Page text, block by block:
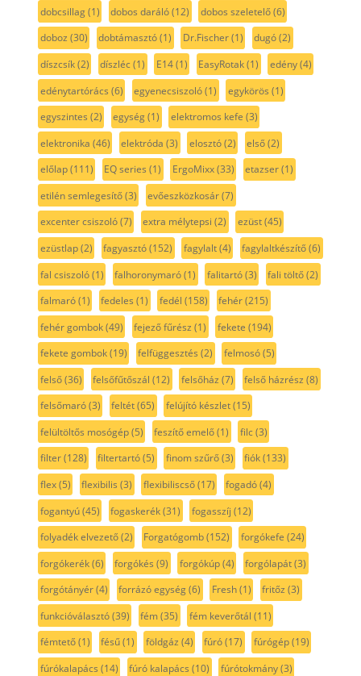
dobcsillag(1) dobos daráló(12) dobos szeletelő(6)
doboz (30) dobtámasztó(1) Dr.Fischer(1) dugó(2)
díszcsík(2) díszléc(1) E14(1) EasyRotak(1) edény(4)
edénytartórács (6) egyenecsiszoló(1) egykörös (1)
egyszintes (2) egység(1) elektromos kefe (3)
elektronika (46) elektróda (3) elosztó(2) első(2)
előlap(111) EQ series (1) ErgoMixx(33) etazser(1)
etilén semlegesítő(3) evőeszközkosár(7)
excenter csiszoló(7) extra mélytepsi (2) ezüst(45)
ezüstlap(2) fagyasztó(152) fagylalt(4) fagylaltkészítő(6)
fal csiszoló(1) falhoronymaró(1) falitartó(3) fali töltő(2)
falmaró(1) fedeles (1) fedél (158) fehér(215)
fehér gombok(49) fejező fűrész (1) fekete (194)
fekete gombok(19) felfüggesztés (2) felmosó(5)
felső(36) felsőfűtőszál (12) felsőház (7) felső házrész (8)
felsőmaró(3) feltét(65) felújító készlet(15)
felültöltős mosógép(5) feszítő emelő(1) filc(3)
filter(128) filtertartó(5) finom szűrő(3) fiók(133)
flex(5) flexibilis (3) flexibiliscső(17) fogadó(4)
fogantyú(45) fogaskerék(31) fogasszíj (12)
folyadék elvezető(2) Forgatógomb(152) forgókefe (24)
forgókerék(6) forgókés (9) forgókúp(4) forgólapát(3)
forgótányér(4) forrázó egység(6) Fresh(1) fritőz (3)
funkcióválasztó(39) fém(35) fém keverőtál (11)
fémtető(1) fésű(1) földgáz (4) fúró(17) fúrógép(19)
fúrókalapács (14) fúró kalapács (10) fúrótokmány(3)